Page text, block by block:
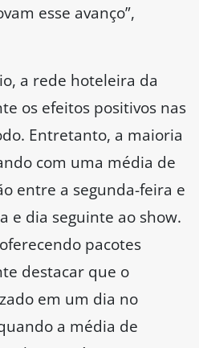
esse avanço”,
a rede hoteleira da
os efeitos positivos nas
Entretanto, a maioria
com uma média de
entre a segunda-feira e
e dia seguinte ao show.
pacotes
destacar que o
em um dia no
a média de